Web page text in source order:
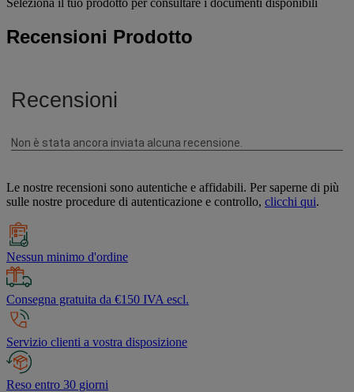
Seleziona il tuo prodotto per consultare i documenti disponibili
Recensioni Prodotto
Le nostre recensioni sono autentiche e affidabili. Per saperne di più
sulle nostre procedure di autenticazione e controllo, clicchi qui.
Nessun minimo d'ordine
Consegna gratuita da €150 IVA escl.
Servizio clienti a vostra disposizione
Reso entro 30 giorni